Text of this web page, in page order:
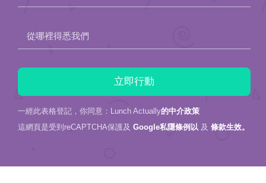
從哪裡得悉我們
一經此表格登記，你同意：Lunch Actually的中介政策
這網頁是受到reCAPTCHA保護及 Google私隱條例以 及 條款生效。